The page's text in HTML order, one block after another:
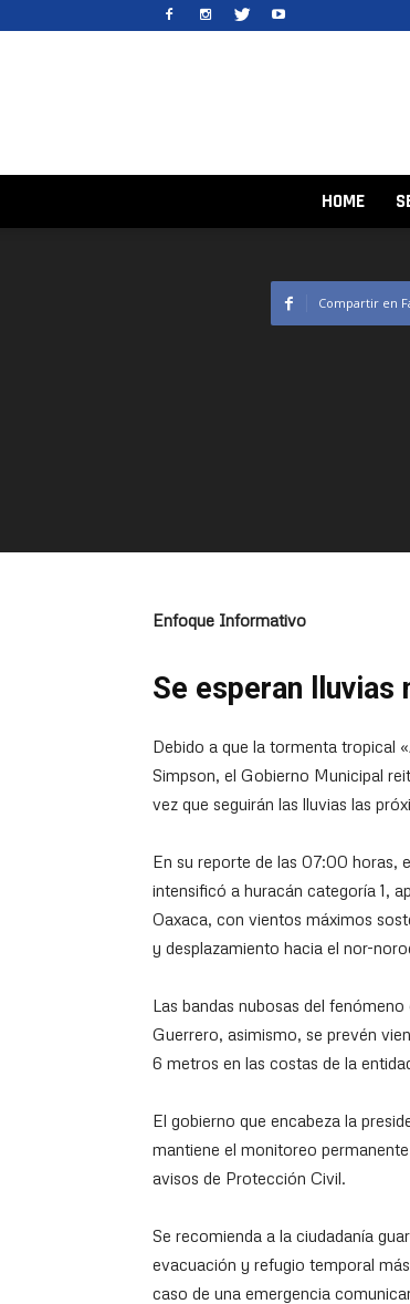
HOME
Compartir en
Enfoque Informativo
Se esperan lluvias
Debido a que la tormenta tropical
Simpson, el Gobierno Municipal
vez que seguirán las lluvias las
En su reporte de las 07:00 horas,
intensificó a huracán categoría 1,
Oaxaca, con vientos máximos
y desplazamiento hacia el nor-
Las bandas nubosas del
Guerrero, asimismo, se prevén
6 metros en las costas de la
El gobierno que encabeza la
mantiene el monitoreo
avisos de Protección Civil.
Se recomienda a la ciudadanía
evacuación y refugio temporal
caso de una emergencia